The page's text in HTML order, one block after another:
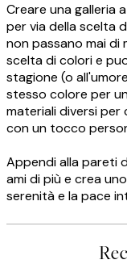
Creare una galleria
per via della scelta
non passano mai di
scelta di colori e
stagione (o
stesso colore per
materiali diversi per
con un tocco
Appendi alla pareti
ami di più e crea
serenità e la pace